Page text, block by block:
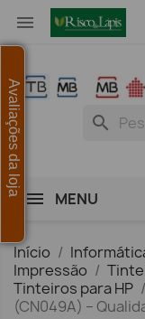

search
MENU
Início
Impressão
Tinteiros para HP
(CN049A) –
Avaliações da loja